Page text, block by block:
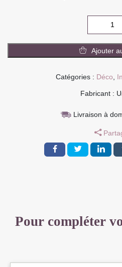
TRINGLE
CROMADO
160/300
Ajouter
Catégories : Déco,
Fabricant :
Livraison à
Pour compléter